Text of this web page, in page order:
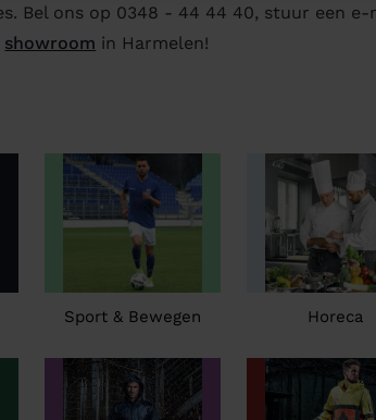
Bel ons op 0348 - 44 44 40, stuur een
showroom in Harmelen!
Sport & Bewegen Horeca